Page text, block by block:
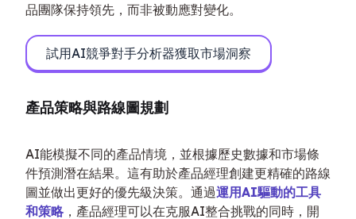
品團隊保持領先，而非被動應對變化。
試用AI競爭對手分析器獲取市場洞察
產品策略與路線圖規劃
AI能模擬不同的產品情境，並根據歷史數據和市場條
件預測潛在結果。這有助於產品經理創建更精確的路線
圖並做出更好的優先級決策。通過運用AI驅動的工具
和策略 ，產品經理可以在克服AI整合挑戰的同時，開